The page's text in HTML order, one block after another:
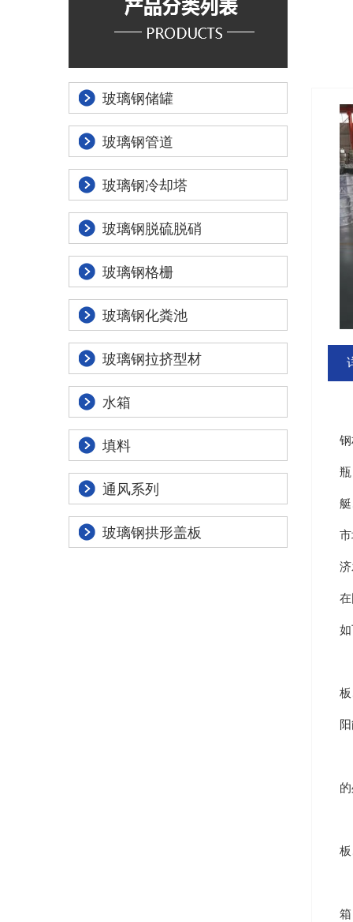
玻璃钢储罐
玻璃钢管道
玻璃钢冷却塔
玻璃钢脱硫脱硝
玻璃钢格栅
玻璃钢化粪池
玻璃钢拉挤型材
水箱
填料
通风系列
玻璃钢拱形盖板
如